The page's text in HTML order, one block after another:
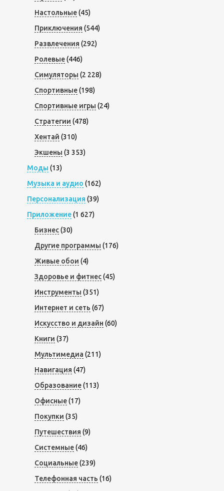
Настольные(45)
Приключения (544)
Развлечения (292)
Ролевые(446)
Симуляторы (2 228)
Спортивные(198)
Спортивные игры (24)
Стратегии (478)
Хентай (310)
Экшены (3 353)
Моды (13)
Музыка и аудио (162)
Персонализация (39)
Приложение(1 627)
Бизнес(30)
Другие программы (176)
Живые обои (4)
Здоровье и фитнес(45)
Инструменты (351)
Интернет и сеть (67)
Искусство и дизайн (60)
Книги (37)
Мультимедиа (211)
Навигация (47)
Образование(113)
Офисные(17)
Покупки (35)
Путешествия (9)
Системные(46)
Социальные(239)
Телефонная часть (16)